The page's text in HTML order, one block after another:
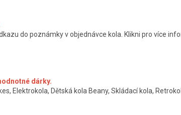
do poznámky v objednávce kola. Klikni pro více
dárky.
Elektrokola, Dětská kola Beany, Skládací kola,